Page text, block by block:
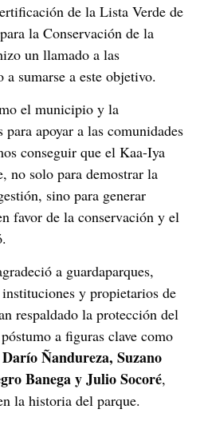
de la Lista Verde de
la Conservación de la
un llamado a las
sumarse a este objetivo.
el municipio y la
apoyar a las comunidades
conseguir que el Kaa-Iya
no solo para demostrar la
sino para generar
favor de la conservación y el
a guardaparques,
y propietarios de
respaldado la protección del
a figuras clave como
Ñandureza, Suzano
Banega y Julio Socoré,
la historia del parque.